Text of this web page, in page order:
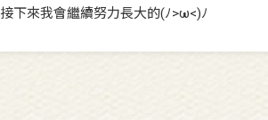
接下來我會繼續努力長大的(ﾉ>ω<)ﾉ